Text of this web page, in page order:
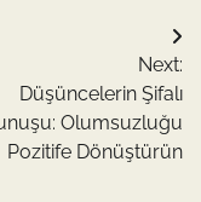
Next:
Düşüncelerin Şifalı
Olumsuzluğu
Pozitife Dönüştürün